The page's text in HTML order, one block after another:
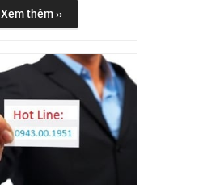
Xem thêm ››